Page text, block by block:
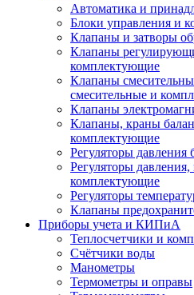
Автоматика и
Блоки управления и
Клапаны и затворы
Клапаны
комплектующие
Клапаны
смесительные и
Клапаны
Клапаны, краны
комплектующие
Регуляторы давления
Регуляторы
комплектующие
Регуляторы
Клапаны
Приборы учета и КИПиА
Теплосчетчики и
Счётчики воды
Манометры
Термометры и оправы